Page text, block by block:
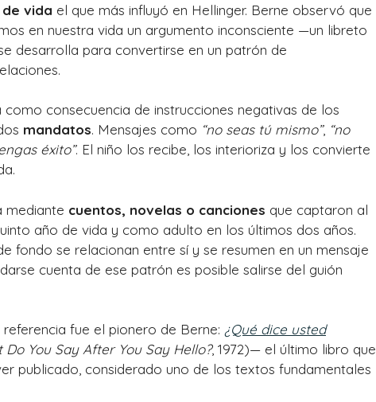
vida el que más influyó en Hellinger. Berne observó que
en nuestra vida un argumento inconsciente —un libreto
desarrolla para convertirse en un patrón de
como consecuencia de instrucciones negativas de los
mandatos. Mensajes como “no seas tú mismo”, “no
éxito”. El niño los recibe, los interioriza y los convierte
mediante cuentos, novelas o canciones que captaron al
año de vida y como adulto en los últimos dos años.
fondo se relacionan entre sí y se resumen en un mensaje
cuenta de ese patrón es posible salirse del guión
fue el pionero de Berne: ¿Qué dice usted
Do You Say After You Say Hello?, 1972)— el último libro que
publicado, considerado uno de los textos fundamentales